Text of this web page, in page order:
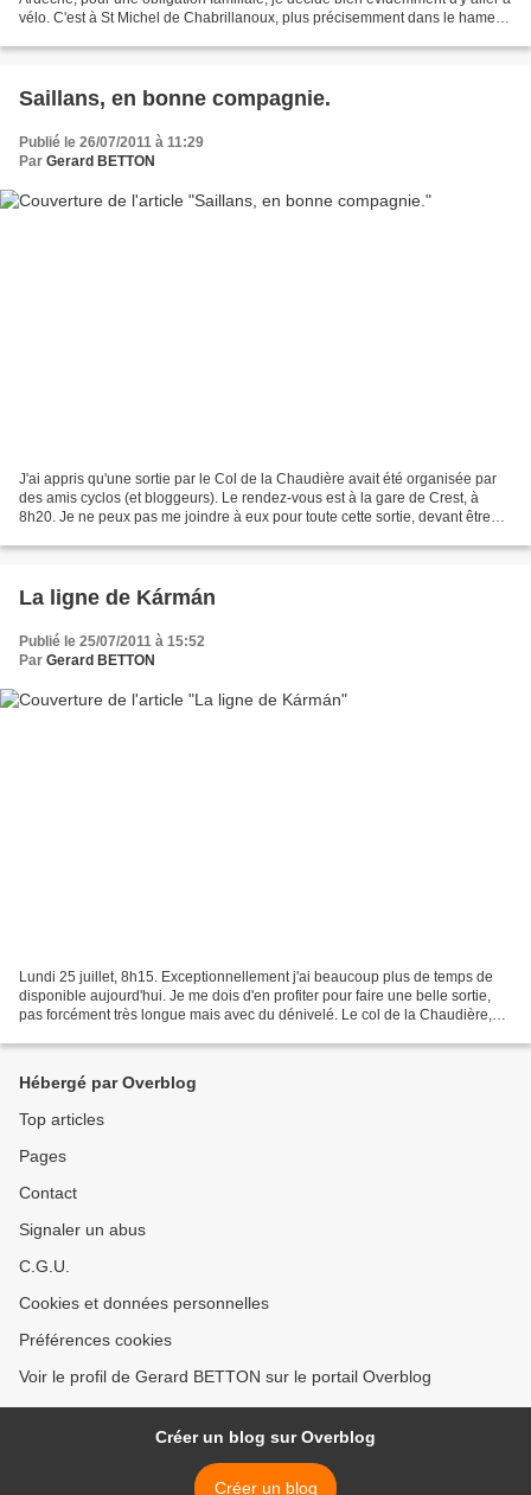
vélo. C'est à St Michel de Chabrillanoux, plus précisemment dans le hameau
Saillans, en bonne compagnie.
Publié le 26/07/2011 à 11:29
Par Gerard BETTON
J'ai appris qu'une sortie par le Col de la Chaudière avait été organisée par
des amis cyclos (et bloggeurs). Le rendez-vous est à la gare de Crest, à
8h20. Je ne peux pas me joindre à eux pour toute cette sortie, devant être
La ligne de Kármán
Publié le 25/07/2011 à 15:52
Par Gerard BETTON
Lundi 25 juillet, 8h15. Exceptionnellement j'ai beaucoup plus de temps de
disponible aujourd'hui. Je me dois d'en profiter pour faire une belle sortie,
pas forcément très longue mais avec du dénivelé. Le col de la Chaudière,
Hébergé par Overblog
Top articles
Pages
Contact
Signaler un abus
C.G.U.
Cookies et données personnelles
Préférences cookies
Voir le profil de Gerard BETTON sur le portail Overblog
Créer un blog sur Overblog
Créer un blog